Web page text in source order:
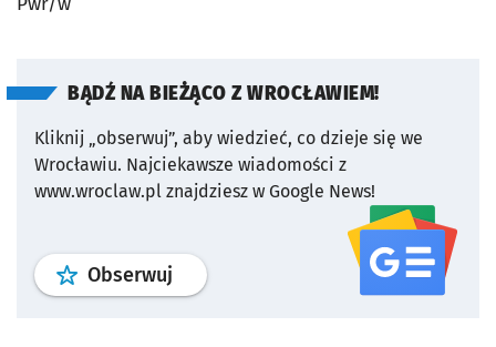
BĄDŹ NA BIEŻĄCO Z WROCŁAWIEM!
Kliknij „obserwuj”, aby wiedzieć, co dzieje się we
Wrocławiu. Najciekawsze wiadomości z
www.wroclaw.pl znajdziesz w Google News!
Obserwuj profil serwisu